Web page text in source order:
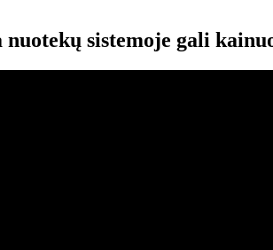
sistemoje gali